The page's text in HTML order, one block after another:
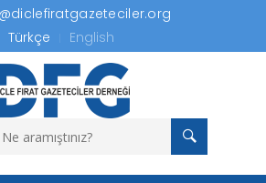
Türkçe
English